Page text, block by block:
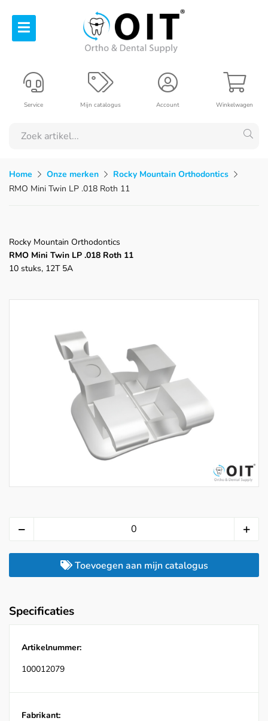
Winkelwagen
Account
Mijn catalogus
Service
Home Onze merken
Rocky Mountain Orthodontics
RMO Mini Twin LP .018 Roth 11
Rocky Mountain Orthodontics
RMO Mini Twin LP .018 Roth 11
10 stuks, 12T 5A
Toevoegen aan mijn catalogus
Specificaties
Artikelnummer:
100012079
Fabrikant: